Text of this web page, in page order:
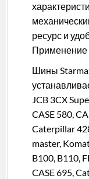
ресурс и
Применение
Шины
JCB 3CX
CASE 580,
Caterpillar
master,
B100, B110,
CASE 695,